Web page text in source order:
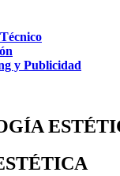
y Publicidad